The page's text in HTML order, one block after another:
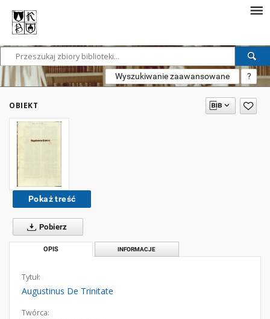
Wyszukiwanie zaawansowane ?
OBIEKT
Pokaż treść
Pobierz
OPIS INFORMACJE
Tytuł:
Augustinus De Trinitate
Twórca: